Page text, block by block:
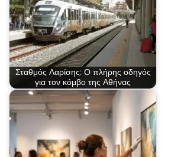
Σταθμός Λαρίσης: Ο πλήρης οδηγός
για τον κόμβο της Αθήνας